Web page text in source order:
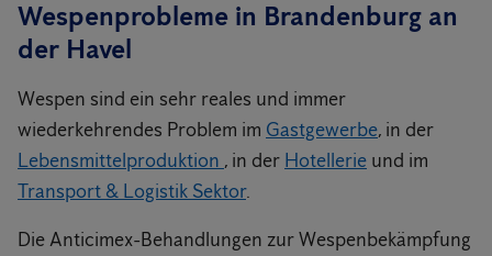
Wespenprobleme in Brandenburg an
der Havel
Wespen sind ein sehr reales und immer
wiederkehrendes Problem im Gastgewerbe, in der
Lebensmittelproduktion , in der Hotellerie und im
Transport & Logistik Sektor.
Die Anticimex-Behandlungen zur Wespenbekämpfung